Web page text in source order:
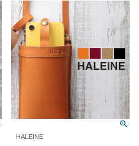
HALEINE